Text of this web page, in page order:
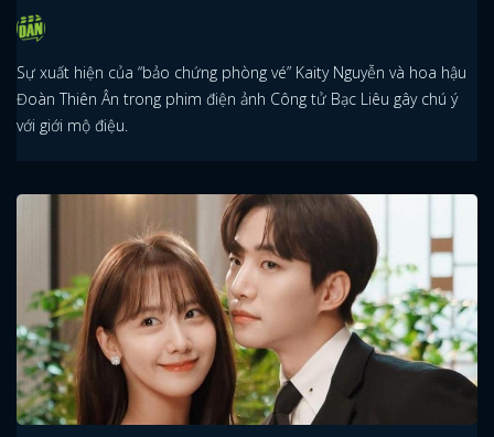
Sự xuất hiện của “bảo chứng phòng vé” Kaity Nguyễn và hoa hậu
Đoàn Thiên Ân trong phim điện ảnh Công tử Bạc Liêu gây chú ý
với giới mộ điệu.